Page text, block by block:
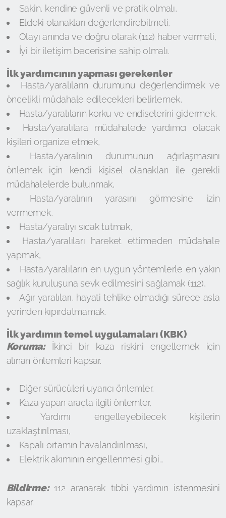
Sakin, kendine güvenli ve pratik olmalı,
Eldeki olanakları değerlendirebilmeli,
Olayı anında ve doğru olarak (112) haber vermeli,
İyi bir iletişim becerisine sahip olmalı.
İlk yardımcının yapması gerekenler
Hasta/yaralıların durumunu değerlendirmek ve
öncelikli müdahale edilecekleri belirlemek,
Hasta/yaralıların korku ve endişelerini gidermek,
Hasta/yaralılara müdahalede yardımcı olacak
kişileri organize etmek,
Hasta/yaralının durumunun ağırlaşmasını
önlemek için kendi kişisel olanakları ile gerekli
müdahalelerde bulunmak,
Hasta/yaralının yarasını görmesine izin
vermemek,
Hasta/yaralıyı sıcak tutmak,
Hasta/yaralıları hareket ettirmeden müdahale
yapmak,
Hasta/yaralıların en uygun yöntemlerle en yakın
sağlık kuruluşuna sevk edilmesini sağlamak (112),
Ağır yaralıları, hayati tehlike olmadığı sürece asla
yerinden kıpırdatmamak.
İlk yardımın temel uygulamaları (KBK)
Koruma:İkinci bir kaza riskini engellemek için
alınan önlemleri kapsar.
Diğer sürücüleri uyarıcı önlemler,
Kaza yapan araçla ilgili önlemler,
Yardımı engelleyebilecek kişilerin
uzaklaştırılması,
Kapalı ortamın havalandırılması,
Elektrik akımının engellenmesi gibi…
Bildirme: 112 aranarak tıbbi yardımın istenmesini
kapsar.